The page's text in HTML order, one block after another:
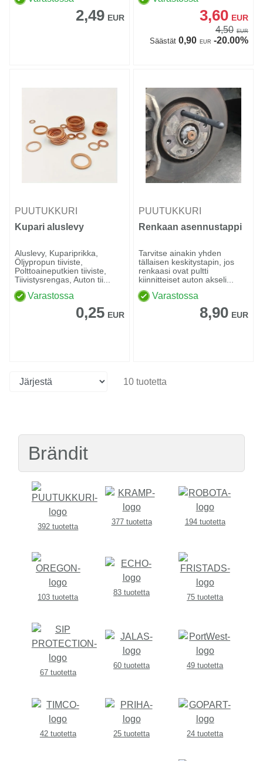
2,49 EUR 3,60 EUR
4,50 EUR
Säästät0,90 EUR -20.00%
PUUTUKKURI
Kupari aluslevy
Aluslevy, Kupariprikka,
Öljypropun tiiviste,
Polttoaineputkien tiiviste,
Tiivistysrengas, Auton tii...
Varastossa
0,25 EUR
PUUTUKKURI
Renkaan asennustappi
Tarvitse ainakin yhden
tällaisen keskitystapin, jos
renkaasi ovat pultti
kiinnitteiset auton akseli...
Varastossa
8,90 EUR
10 tuotetta
Brändit
392 tuotetta
377 tuotetta 194 tuotetta
103 tuotetta
83 tuotetta
75 tuotetta
67 tuotetta
60 tuotetta 49 tuotetta
42 tuotetta 25 tuotetta 24 tuotetta